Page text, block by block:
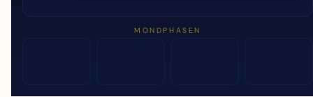
MONDPHASEN